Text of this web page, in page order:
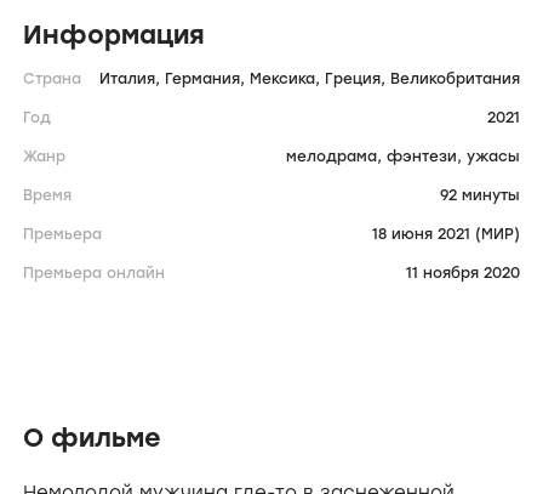
Информация
Страна Италия, Германия, Мексика, Греция, Великобритания
Год 2021
Жанр мелодрама, фэнтези, ужасы
Время 92 минуты
Премьера 18 июня 2021 (МИР)
Премьера онлайн 11 ноября 2020
О фильме